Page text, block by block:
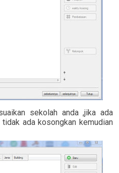
sekolah anda ,jika ada
ada kosongkan kemudian